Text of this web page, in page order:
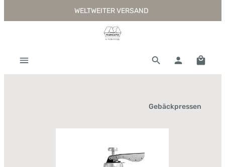
Zum Hauptinhalt springenWELTWEITER VERSAND
Gebäckpressen